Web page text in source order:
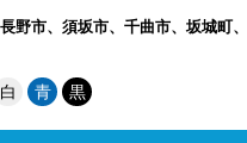
長野市、須坂市、千曲市、坂城町
白 青 黒